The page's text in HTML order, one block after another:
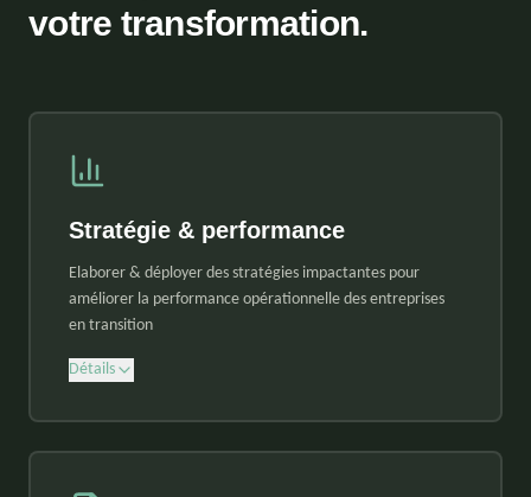
votre transformation.
Stratégie & performance
Elaborer & déployer des stratégies impactantes pour
améliorer la performance opérationnelle des entreprises
en transition
Détails